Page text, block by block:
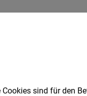
sind für den